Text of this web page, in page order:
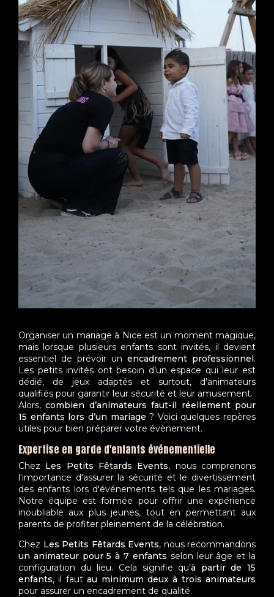
Organiser un mariage à Nice est un moment magique,
mais lorsque plusieurs enfants sont invités, il devient
essentiel de prévoir un encadrement professionnel.
Les petits invités ont besoin d’un espace qui leur est
dédié, de jeux adaptés et surtout, d’animateurs
qualifiés pour garantir leur sécurité et leur amusement.
Alors,combien d’animateurs faut-il réellement pour
15 enfants lors d’un mariage ? Voici quelques repères
utiles pour bien préparer votre évènement.
Expertise en garde d'enfants événementielle
Chez Les Petits Fêtards Events, nous comprenons
l'importance d'assurer la sécurité et le divertissement
des enfants lors d'événements tels que les mariages.
Notre équipe est formée pour offrir une expérience
inoubliable aux plus jeunes, tout en permettant aux
parents de profiter pleinement de la célébration.
Chez Les Petits Fêtards Events, nous recommandons
un animateur pour 5 à 7 enfants selon leur âge et la
configuration du lieu. Cela signifie qu’à partir de 15
enfants, il fautau minimum deux à trois animateurs
pour assurer un encadrement de qualité.